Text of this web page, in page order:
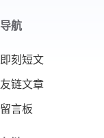
导航
即刻短文
友链文章
留言板